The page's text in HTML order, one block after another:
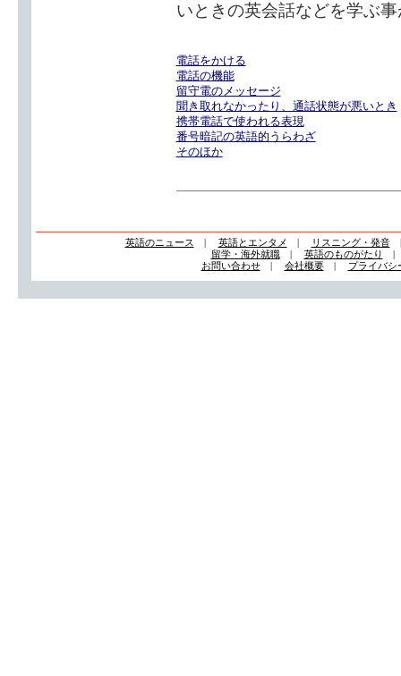
いときの英会話などを学ぶ
電話をかける
電話の機能
留守電のメッセージ
聞き取れなかったり、通話状態が悪いとき
携帯電話で使われる表現
番号暗記の英語的うらわざ
そのほか
英語のニュース | 英語とエンタメ | リスニング・発音
留学・海外就職| 英語のものがたり
お問い合わせ| 会社概要| プライバシ